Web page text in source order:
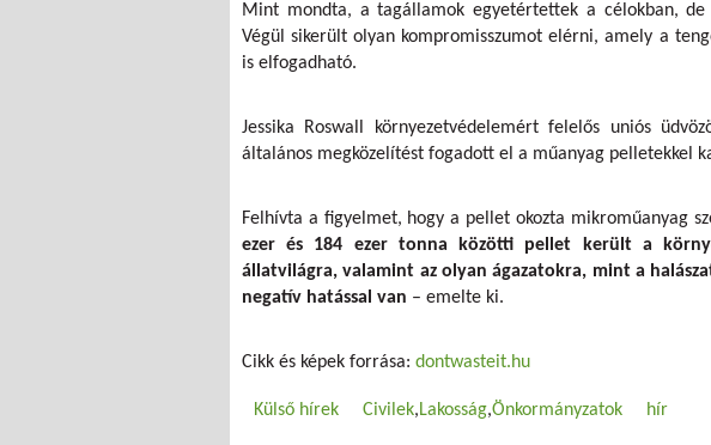
Mint mondta, a tagállamok egyetértettek a célokban,
Végül sikerült olyan kompromisszumot elérni, amely a
is elfogadható.
Jessika Roswall környezetvédelemért felelős uniós
általános megközelítést fogadott el a műanyag pelletekkel
Felhívta a figyelmet, hogy a pellet okozta mikroműanyag
ezer és 184 ezer tonna közötti pellet került a
állatvilágra, valamint az olyan ágazatokra, mint a
negatív hatással van – emelte ki.
Cikk és képek forrása: dontwasteit.hu
Külső hírek Civilek Lakosság Önkormányzatok hír